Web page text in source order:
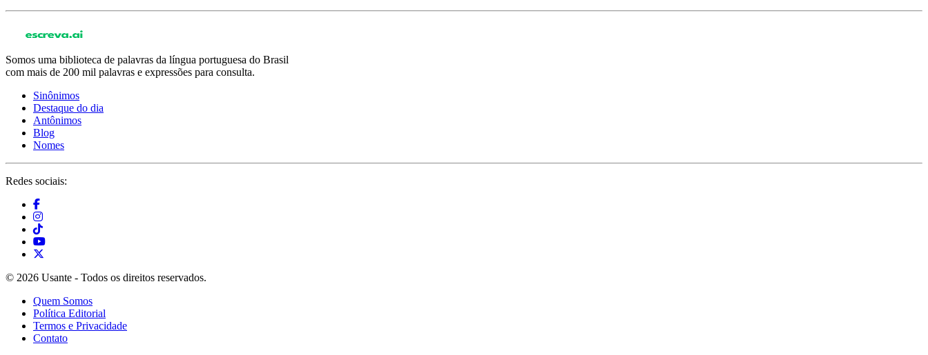
Somos uma biblioteca de palavras da língua portuguesa do Brasil
com mais de 200 mil palavras e expressões para consulta.
Sinônimos
Destaque do dia
Antônimos
Blog
Nomes
Redes sociais:
© 2026 Usante - Todos os direitos reservados.
Quem Somos
Política Editorial
Termos e Privacidade
Contato